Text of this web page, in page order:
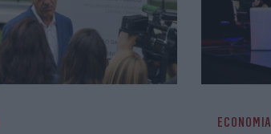
ECONOMIA